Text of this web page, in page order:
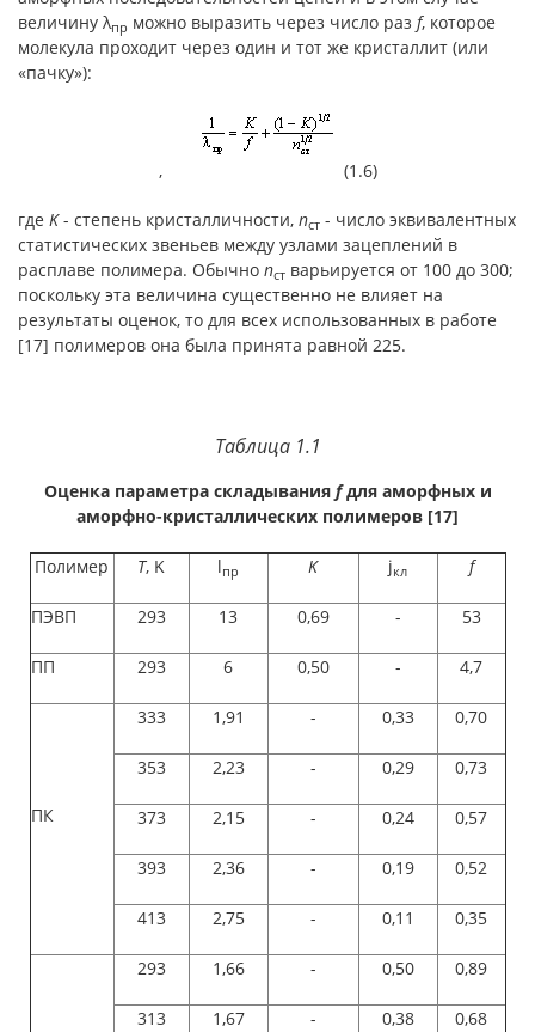
величину λпр можно выразить через число раз f, которое
молекула проходит через один и тот же кристаллит (или
«пачку»):
, (1.6)
где K- степень кристалличности, nст - число эквивалентных
статистических звеньев между узлами зацеплений в
расплаве полимера. Обычно nст варьируется от 100 до 300;
поскольку эта величина существенно не влияет на
результаты оценок, то для всех использованных в работе
[17] полимеров она была принята равной 225.
Таблица 1.1
Оценка параметра складывания fдля аморфных и
аморфно-кристаллических полимеров [17]
Полимер Т, K lпр K jкл f
ПЭВП 293 13 0,69 - 53
ПП 293 6 0,50 - 4,7
ПК
333 1,91 - 0,33 0,70
353 2,23 - 0,29 0,73
373 2,15 - 0,24 0,57
393 2,36 - 0,19 0,52
413 2,75 - 0,11 0,35
293 1,66 - 0,50 0,89
313 1,67 - 0,38 0,68